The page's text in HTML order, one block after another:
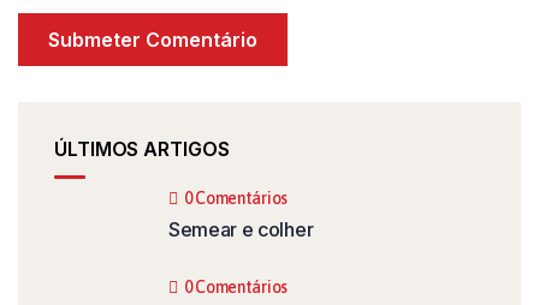
ÚLTIMOS ARTIGOS
0 Comentários
Semear e colher
0 Comentários